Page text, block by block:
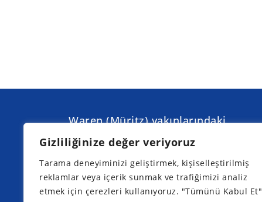
Gizliliğinize değer veriyoruz
Tarama deneyiminizi geliştirmek, kişiselleştirilmiş
reklamlar veya içerik sunmak ve trafiğimizi analiz
etmek için çerezleri kullanıyoruz. "Tümünü Kabul Et"
Waren (Müritz) yakınlarındaki
bir sonraki bilgilendirme günleri: